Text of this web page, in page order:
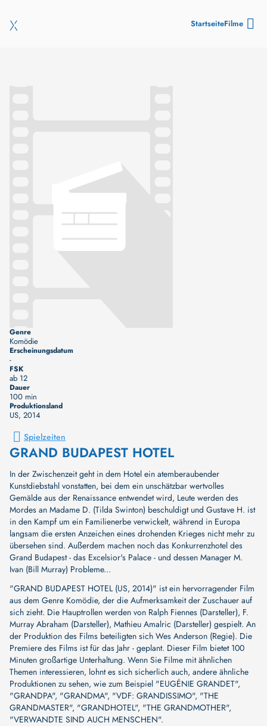
StartseiteFilme
Genre
Komödie
Erscheinungsdatum
-
FSK
ab 12
Dauer
100 min
Produktionsland
US, 2014
Spielzeiten
GRAND BUDAPEST HOTEL
In der Zwischenzeit geht in dem Hotel ein atemberaubender
Kunstdiebstahl vonstatten, bei dem ein unschätzbar wertvolles
Gemälde aus der Renaissance entwendet wird, Leute werden des
Mordes an Madame D. (Tilda Swinton) beschuldigt und Gustave H. ist
in den Kampf um ein Familienerbe verwickelt, während in Europa
langsam die ersten Anzeichen eines drohenden Krieges nicht mehr zu
übersehen sind. Außerdem machen noch das Konkurrenzhotel des
Grand Budapest - das Excelsior's Palace - und dessen Manager M.
Ivan (Bill Murray) Probleme...
"GRAND BUDAPEST HOTEL (US, 2014)" ist ein hervorragender Film
aus dem Genre Komödie, der die Aufmerksamkeit der Zuschauer auf
sich zieht. Die Hauptrollen werden von Ralph Fiennes (Darsteller), F.
Murray Abraham (Darsteller), Mathieu Amalric (Darsteller) gespielt. An
der Produktion des Films beteiligten sich Wes Anderson (Regie). Die
Premiere des Films ist für das Jahr - geplant. Dieser Film bietet 100
Minuten großartige Unterhaltung. Wenn Sie Filme mit ähnlichen
Themen interessieren, lohnt es sich sicherlich auch, andere ähnliche
Produktionen zu sehen, wie zum Beispiel "EUGÉNIE GRANDET",
"GRANDPA", "GRANDMA", "VDF: GRANDISSIMO", "THE
GRANDMASTER", "GRANDHOTEL", "THE GRANDMOTHER",
"VERWANDTE SIND AUCH MENSCHEN".